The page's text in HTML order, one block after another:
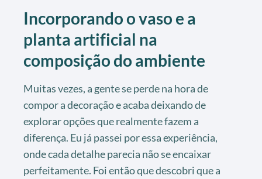
Incorporando o vaso e a
planta artificial na
composição do ambiente
Muitas vezes, a gente se perde na hora de
compor a decoração e acaba deixando de
explorar opções que realmente fazem a
diferença. Eu já passei por essa experiência,
onde cada detalhe parecia não se encaixar
perfeitamente. Foi então que descobri que a